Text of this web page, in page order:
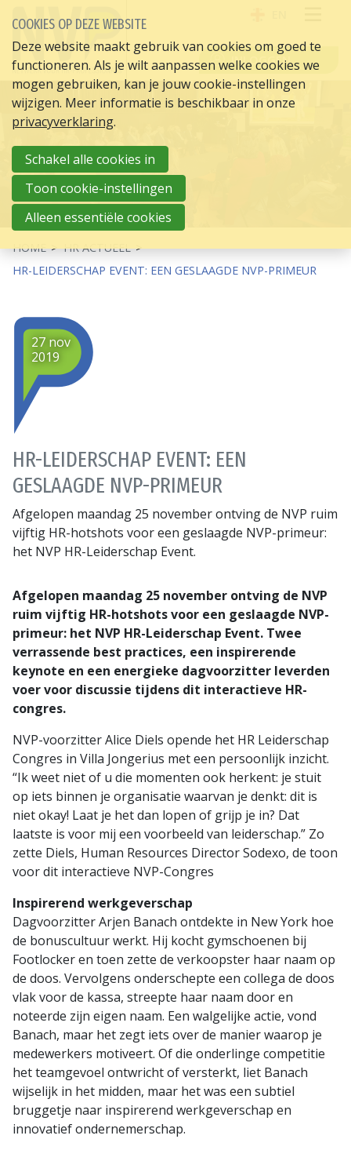
INLOGGEN
HOME
HR ACTUEEL
HR-LEIDERSCHAP EVENT: EEN GESLAAGDE NVP-PRIMEUR
HR-LEIDERSCHAP EVENT: EEN
GESLAAGDE NVP-PRIMEUR
27 nov
2019
Afgelopen maandag 25 november ontving de NVP ruim
vijftig HR-hotshots voor een geslaagde NVP-primeur:
het NVP HR-Leiderschap Event.
Afgelopen maandag 25 november ontving de NVP
ruim vijftig HR-hotshots voor een geslaagde NVP-
primeur: het NVP HR-Leiderschap Event. Twee
verrassende best practices, een inspirerende
keynote en een energieke dagvoorzitter leverden
voer voor discussie tijdens dit interactieve HR-
congres.
NVP-voorzitter Alice Diels opende het HR Leiderschap
Congres in Villa Jongerius met een persoonlijk inzicht.
“Ik weet niet of u die momenten ook herkent: je stuit
op iets binnen je organisatie waarvan je denkt: dit is
niet okay! Laat je het dan lopen of grijp je in? Dat
laatste is voor mij een voorbeeld van leiderschap.” Zo
zette Diels, Human Resources Director Sodexo, de toon
voor dit interactieve NVP-Congres
Inspirerend werkgeverschap
Dagvoorzitter Arjen Banach ontdekte in New York hoe
de bonuscultuur werkt. Hij kocht gymschoenen bij
Footlocker en toen zette de verkoopster haar naam op
de doos. Vervolgens onderschepte een collega de doos
vlak voor de kassa, streepte haar naam door en
noteerde zijn eigen naam. Een walgelijke actie, vond
Banach, maar het zegt iets over de manier waarop je
medewerkers motiveert. Of die onderlinge competitie
het teamgevoel ontwricht of versterkt, liet Banach
wijselijk in het midden, maar het was een subtiel
bruggetje naar inspirerend werkgeverschap en
innovatief ondernemerschap.
COOKIES OP DEZE WEBSITE
Deze website maakt gebruik van cookies om goed te
functioneren. Als je wilt aanpassen welke cookies we
mogen gebruiken, kan je jouw cookie-instellingen
wijzigen. Meer informatie is beschikbaar in onze
privacyverklaring.
Schakel alle cookies in
Toon cookie-instellingen
Alleen essentiële cookies